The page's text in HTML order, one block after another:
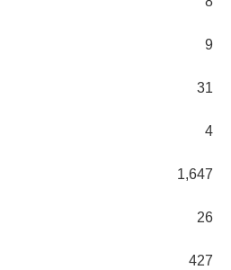
9
31
4
1,647
26
427